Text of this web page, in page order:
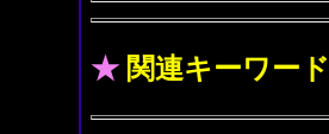
★ 関連キーワード